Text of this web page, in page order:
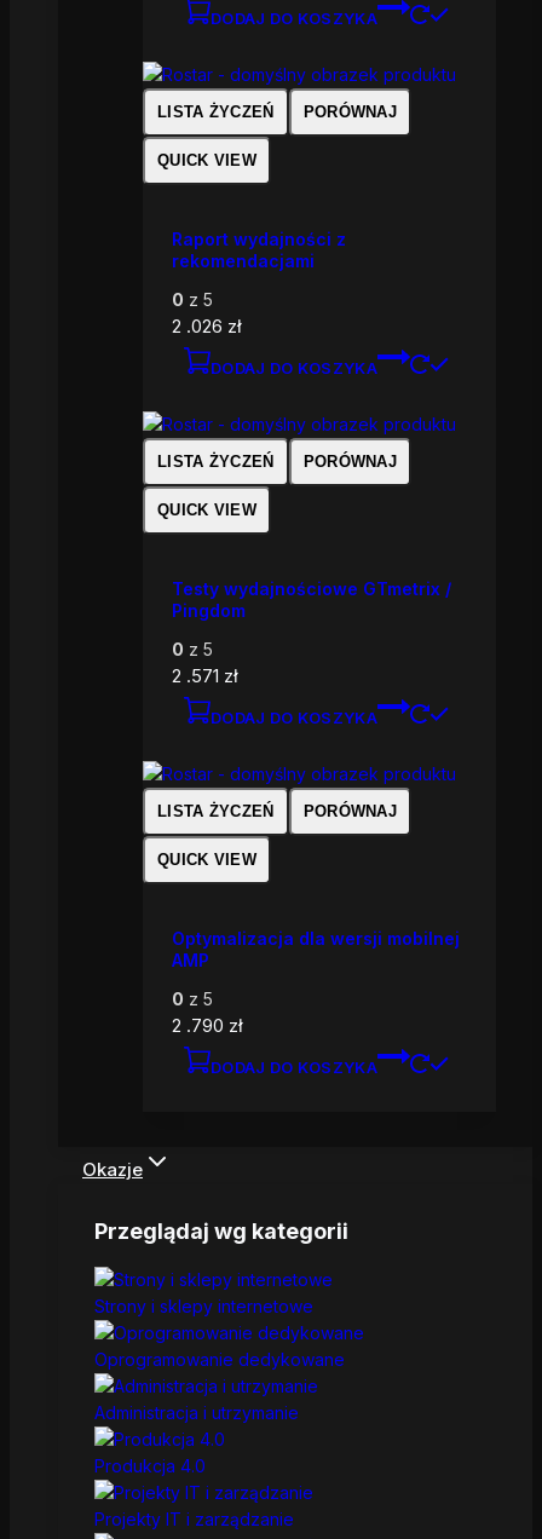
DODAJ DO KOSZYKA
LISTA ŻYCZEŃ PORÓWNAJ
QUICK VIEW
Raport wydajności z
rekomendacjami
0 z 5
2 .026 zł
DODAJ DO KOSZYKA
LISTA ŻYCZEŃ PORÓWNAJ
QUICK VIEW
Testy wydajnościowe GTmetrix /
Pingdom
0 z 5
2 .571 zł
DODAJ DO KOSZYKA
LISTA ŻYCZEŃ PORÓWNAJ
QUICK VIEW
Optymalizacja dla wersji mobilnej
AMP
0 z 5
2 .790 zł
DODAJ DO KOSZYKA
Okazje
Przeglądaj wg kategorii
Strony i sklepy internetowe
Oprogramowanie dedykowane
Administracja i utrzymanie
Produkcja 4.0
Projekty IT i zarządzanie